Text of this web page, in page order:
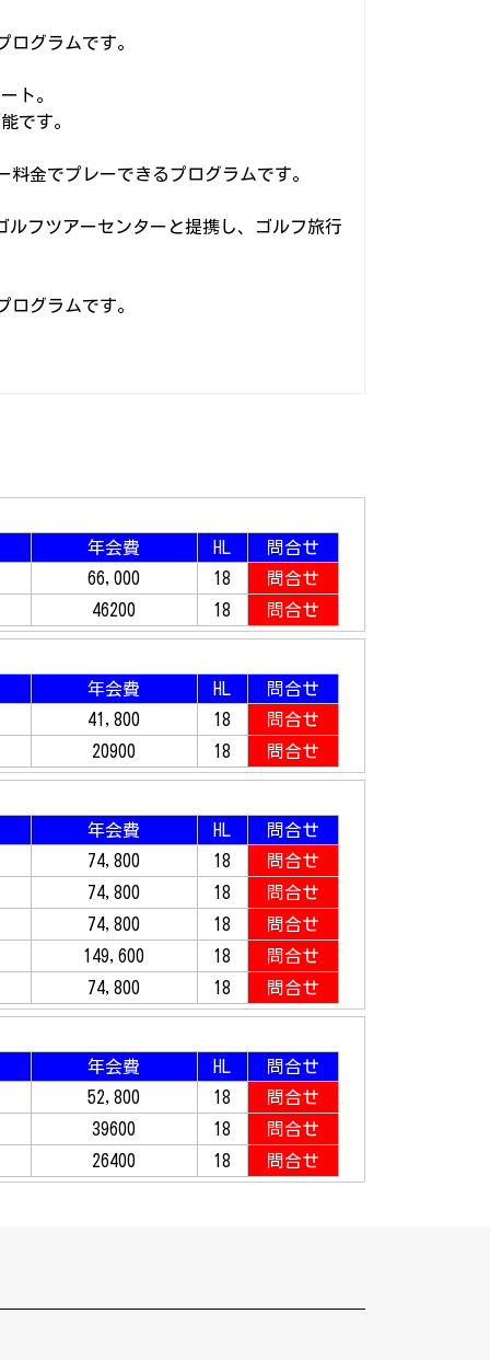
ログラムです。
ト。
です。
料金でプレーできるプログラムです。
フツアーセンターと提携し、ゴルフ旅行
ログラムです。
年会費 HL
問合せ
66,000
18
問合せ
46200
18 問合せ
年会費 HL
問合せ
41,800
18
問合せ
20900
18 問合せ
年会費 HL
問合せ
74,800
18
問合せ
74,800
18
問合せ
74,800
18
問合せ
149,600
18
問合せ
74,800
18 問合せ
年会費 HL
問合せ
52,800
18
問合せ
39600
18
問合せ
26400
18 問合せ